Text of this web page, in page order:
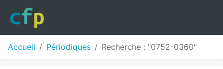
Accueil Périodiques Recherche : "0752-0360"